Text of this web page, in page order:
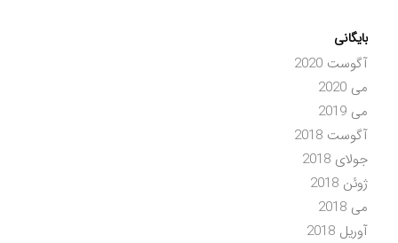
بایگانی
آگوست 2020
می 2020
می 2019
آگوست 2018
جولای 2018
ژوئن 2018
می 2018
آوریل 2018